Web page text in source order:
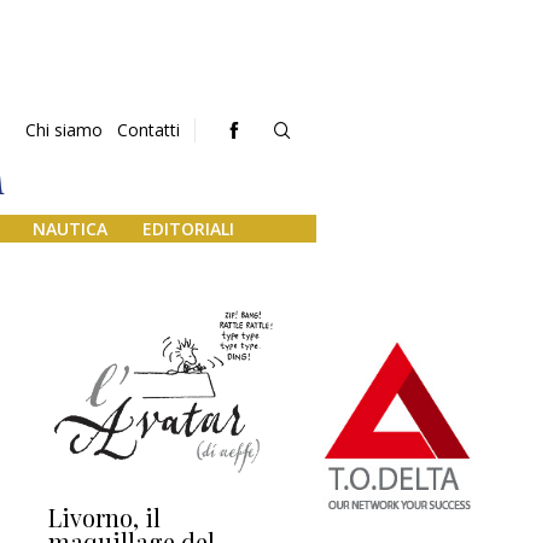
Chi siamo Contatti
NAUTICA EDITORIALI
Livorno, il L’uscita di scena di